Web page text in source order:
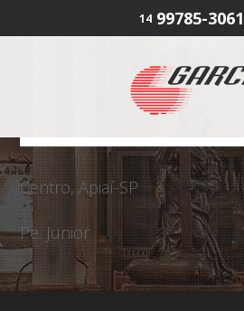
14 99785-3061
Centro, Apiaí-SP
Pe. Junior